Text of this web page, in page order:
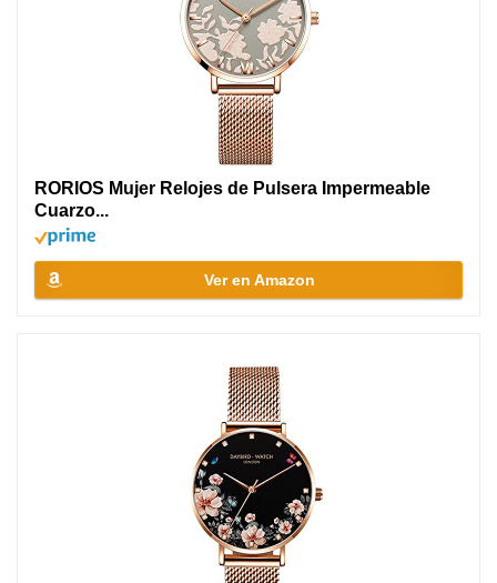
RORIOS Mujer Relojes de Pulsera Impermeable
Cuarzo...
Ver en Amazon